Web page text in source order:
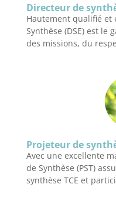
Directeur de
Hautement qualifié et
Synthèse (DSE) est
des missions, du
Projeteur de
Avec une excellente
de Synthèse (PST)
synthèse TCE et